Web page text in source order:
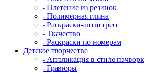
- Плетение из резинок
- Полимерная глина
- Раскраски-антистресс
- Ткачество
- Раскраски по номерам
Детское творчество
- Аппликация в стиле пэчворк
- Гравюры